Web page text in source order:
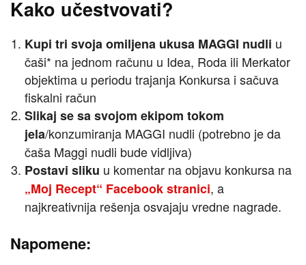
Kako učestvovati?
Kupi tri svoja omiljena ukusa MAGGI nudli u
čaši* na jednom računu u Idea, Roda ili Merkator
objektima u periodu trajanja Konkursa i sačuva
fiskalni račun
Slikaj se sa svojom ekipom tokom
jela/konzumiranja MAGGI nudli (potrebno je da
čaša Maggi nudli bude vidljiva)
Postavi sliku u komentar na objavu konkursa na
„Moj Recept“ Facebook stranici, a
najkreativnija rešenja osvajaju vredne nagrade.
Napomene: